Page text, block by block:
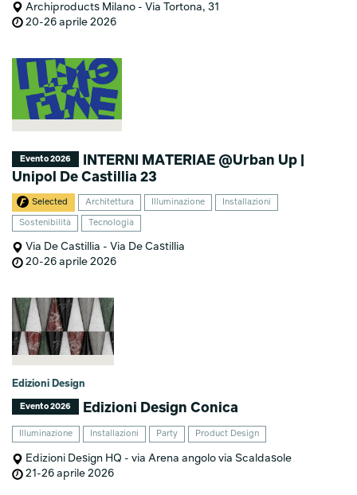
Archiproducts Milano - Via Tortona, 31
20-26 aprile 2026
Evento 2026
INTERNI MATERIAE @Urban Up |
Unipol De Castillia 23
Selected Architettura Illuminazione Installazioni
Sostenibilità Tecnologia
Via De Castillia - Via De Castillia
20-26 aprile 2026
Edizioni Design
Evento 2026 Edizioni Design Conica
Illuminazione Installazioni Party Product Design
Edizioni Design HQ - via Arena angolo via Scaldasole
21-26 aprile 2026